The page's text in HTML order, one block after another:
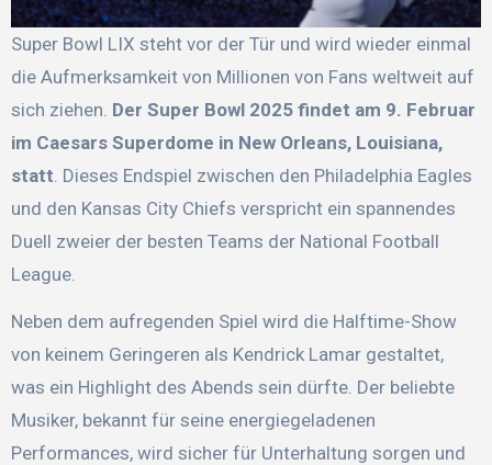
Super Bowl LIX steht vor der Tür und wird wieder einmal
die Aufmerksamkeit von Millionen von Fans weltweit auf
sich ziehen. Der Super Bowl 2025 findet am 9. Februar
im Caesars Superdome in New Orleans, Louisiana,
statt . Dieses Endspiel zwischen den Philadelphia Eagles
und den Kansas City Chiefs verspricht ein spannendes
Duell zweier der besten Teams der National Football
League.
Neben dem aufregenden Spiel wird die Halftime-Show
von keinem Geringeren als Kendrick Lamar gestaltet,
was ein Highlight des Abends sein dürfte. Der beliebte
Musiker, bekannt für seine energiegeladenen
Performances, wird sicher für Unterhaltung sorgen und